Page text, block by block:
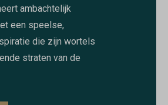
ambachtelijk
een speelse,
die zijn wortels
straten van de